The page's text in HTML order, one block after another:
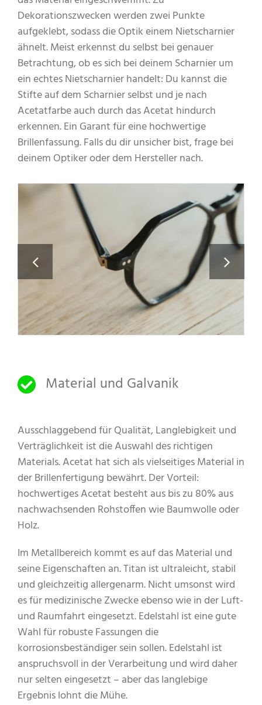
Dekorationszwecken werden zwei Punkte
aufgeklebt, sodass die Optik einem Nietscharnier
ähnelt. Meist erkennst du selbst bei genauer
Betrachtung, ob es sich bei deinem Scharnier um
ein echtes Nietscharnier handelt: Du kannst die
Stifte auf dem Scharnier selbst und je nach
Acetatfarbe auch durch das Acetat hindurch
erkennen. Ein Garant für eine hochwertige
Brillenfassung. Falls du dir unsicher bist, frage bei
deinem Optiker oder dem Hersteller nach.
Material und Galvanik
Ausschlaggebend für Qualität, Langlebigkeit und
Verträglichkeit ist die Auswahl des richtigen
Materials. Acetat hat sich als vielseitiges Material in
der Brillenfertigung bewährt. Der Vorteil:
hochwertiges Acetat besteht aus bis zu 80% aus
nachwachsenden Rohstoffen wie Baumwolle oder
Holz.
Im Metallbereich kommt es auf das Material und
seine Eigenschaften an. Titan ist ultraleicht, stabil
und gleichzeitig allergenarm. Nicht umsonst wird
es für medizinische Zwecke ebenso wie in der Luft-
und Raumfahrt eingesetzt. Edelstahl ist eine gute
Wahl für robuste Fassungen die
korrosionsbeständiger sein sollen. Edelstahl ist
anspruchsvoll in der Verarbeitung und wird daher
nur selten eingesetzt – aber das langlebige
Ergebnis lohnt die Mühe.